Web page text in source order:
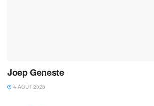
Joep Geneste
4 AOÛT 2026